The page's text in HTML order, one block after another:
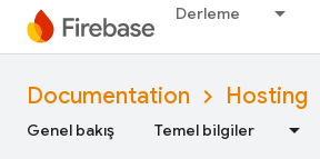
Derleme
Documentation Hosting
Genel bakış Temel bilgiler